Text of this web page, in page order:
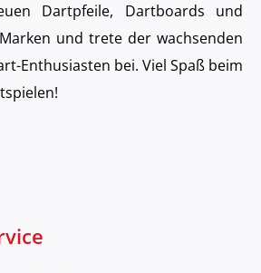
Dartpfeile, Dartboards und
und trete der wachsenden
Enthusiasten bei. Viel Spaß beim